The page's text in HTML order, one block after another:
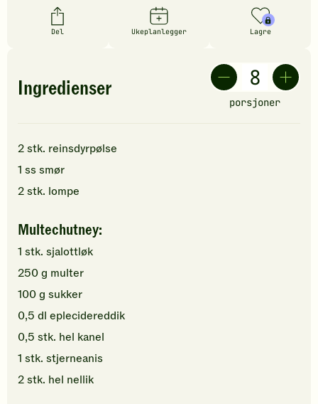
Del Ukeplanlegger Lagre
Ingredienser
porsjoner
2stk. reinsdyrpølse
1 ss smør
2stk. lompe
Multechutney:
1 stk. sjalottløk
250g multer
100g sukker
0,5 dl eplecidereddik
0,5 stk. hel kanel
1 stk. stjerneanis
2stk. hel nellik